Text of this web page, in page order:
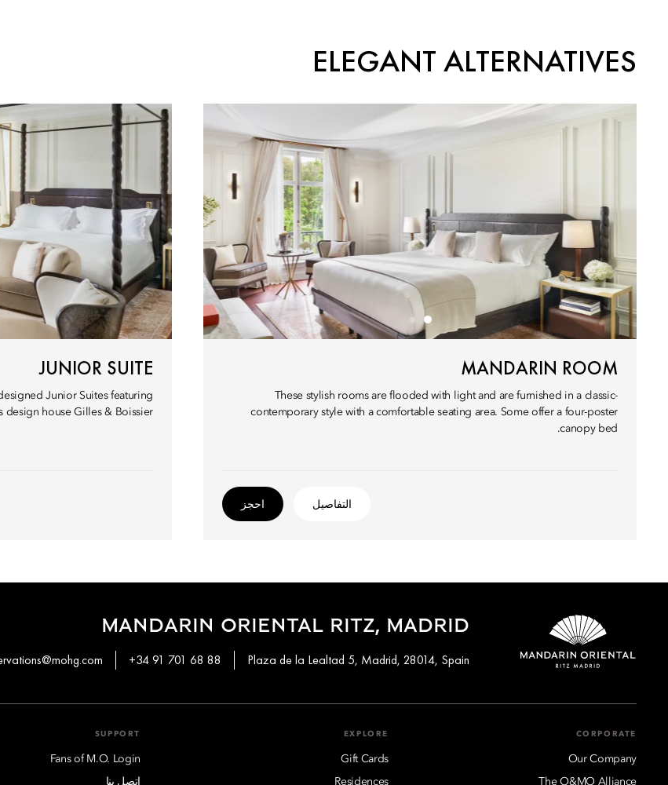
ELEGANT ALTERNATIVES
MANDARIN ROOM
These stylish rooms are flooded with light and are furnished in a classic-
contemporary style with a comfortable seating area. Some offer a four-poster
canopy bed.
التفاصيل احجز
JUNIOR SUITE
Junior Suites featuring
design house Gilles & Boissier.
MANDARIN ORIENTAL RITZ, MADRID
Plaza de la Lealtad 5, Madrid, 28014, Spain
+34 91 701 68 88
CORPORATE
Our Company
The O&MO Alliance
EXPLORE
Gift Cards
Residences
SUPPORT
Fans of M.O. Login
اتصل بنا